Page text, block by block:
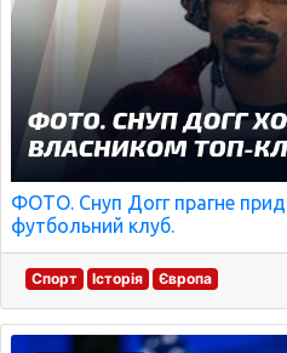
ФОТО. Снуп Догг прагне
футбольний клуб.
Спорт Історія Європа